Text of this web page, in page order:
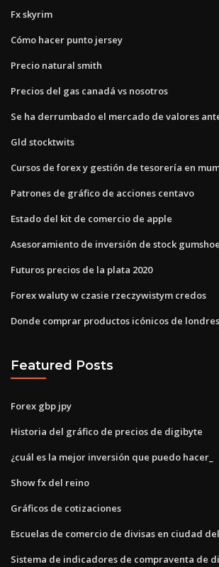
Fx skyrim
Cómo hacer punto jersey
Precio natural smith
Precios del gas canadá vs nosotros
Se ha derrumbado el mercado de valores
Gld stocktwits
Cursos de forex y gestión de tesorería en
Patrones de gráfico de acciones centavo
Estado del kit de comercio de apple
Asesoramiento de inversión de stock
Futuros precios de la plata 2020
Forex waluty w czasie rzeczywistym credos
Donde comprar productos icónicos de londres
Featured Posts
Forex gbp jpy
Historia del gráfico de precios de digibyte
¿cuál es la mejor inversión que puedo hacer_
Show fx del reino
Gráficos de cotizaciones
Escuelas de comercio de divisas en ciudad
Sistema de indicadores de compraventa de